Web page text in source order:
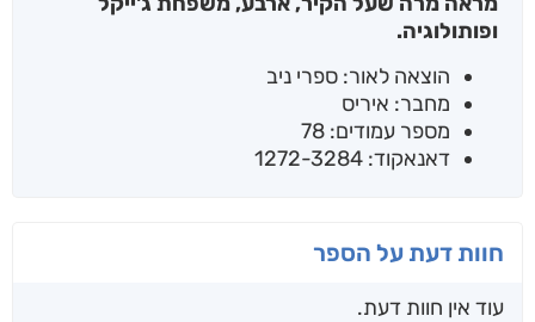
ופותולוגיה.
הוצאה לאור: ספרי ניב
מחבר: איריס
מספר עמודים: 78
דאנאקוד: 1272-3284
חוות דעת על הספר
עוד אין חוות דעת.